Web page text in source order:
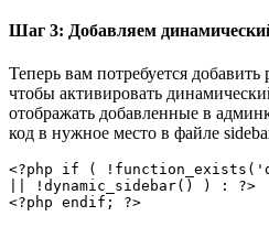
Шаг 3: Добавляем
Теперь вам потребуется добавить
чтобы активировать
отображать добавленные в
код в нужное место в файле
<?php if (
|| !dynamic_sidebar() ) : ?>